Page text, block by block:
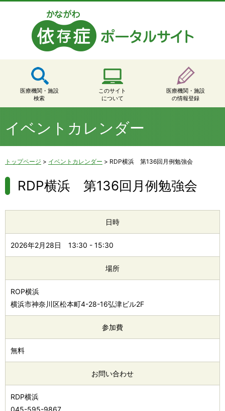
医療機関・施設
検索
このサイト
について
医療機関・施設
の情報登録
イベントカレンダー
トップページ > イベントカレンダー > RDP横浜 第136回月例勉強会
RDP横浜 第136回月例勉強会
日時
2026年2月28日 13:30 - 15:30
場所
ROP横浜
横浜市神奈川区松本町4-28-16弘津ビル2F
参加費
無料
お問い合わせ
RDP横浜
045-595-9867